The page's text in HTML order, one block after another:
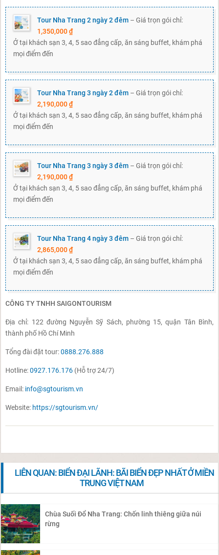
Tour Nha Trang 2 ngày 2 đêm– Giá trọn gói chỉ:
1,350,000 ₫
Ở tại khách sạn 3, 4, 5 sao đẳng cấp, ăn sáng buffet, khám phá
mọi điểm đến
Tour Nha Trang 3 ngày 2 đêm– Giá trọn gói chỉ:
2,190,000 ₫
Ở tại khách sạn 3, 4, 5 sao đẳng cấp, ăn sáng buffet, khám phá
mọi điểm đến
Tour Nha Trang 3 ngày 3 đêm– Giá trọn gói chỉ:
2,190,000 ₫
Ở tại khách sạn 3, 4, 5 sao đẳng cấp, ăn sáng buffet, khám phá
mọi điểm đến
Tour Nha Trang 4 ngày 3 đêm– Giá trọn gói chỉ:
2,865,000 ₫
Ở tại khách sạn 3, 4, 5 sao đẳng cấp, ăn sáng buffet, khám phá
mọi điểm đến
CÔNG TY TNHH SAIGONTOURISM
Địa chỉ: 122 đường Nguyễn Sỹ Sách, phường 15, quận Tân Bình,
thành phố Hồ Chí Minh
Tổng đài đặt tour:0888.276.888
Hotline:0927.176.176 (Hỗ trợ 24/7)
Email: info@sgtourism.vn
Website: https://sgtourism.vn/
LIÊN QUAN: BIỂN ĐẠI LÃNH: BÃI BIỂN ĐẸP NHẤT Ở MIỀN
TRUNG VIỆT NAM
Chùa Suối Đổ Nha Trang: Chốn linh thiêng giữa núi
rừng